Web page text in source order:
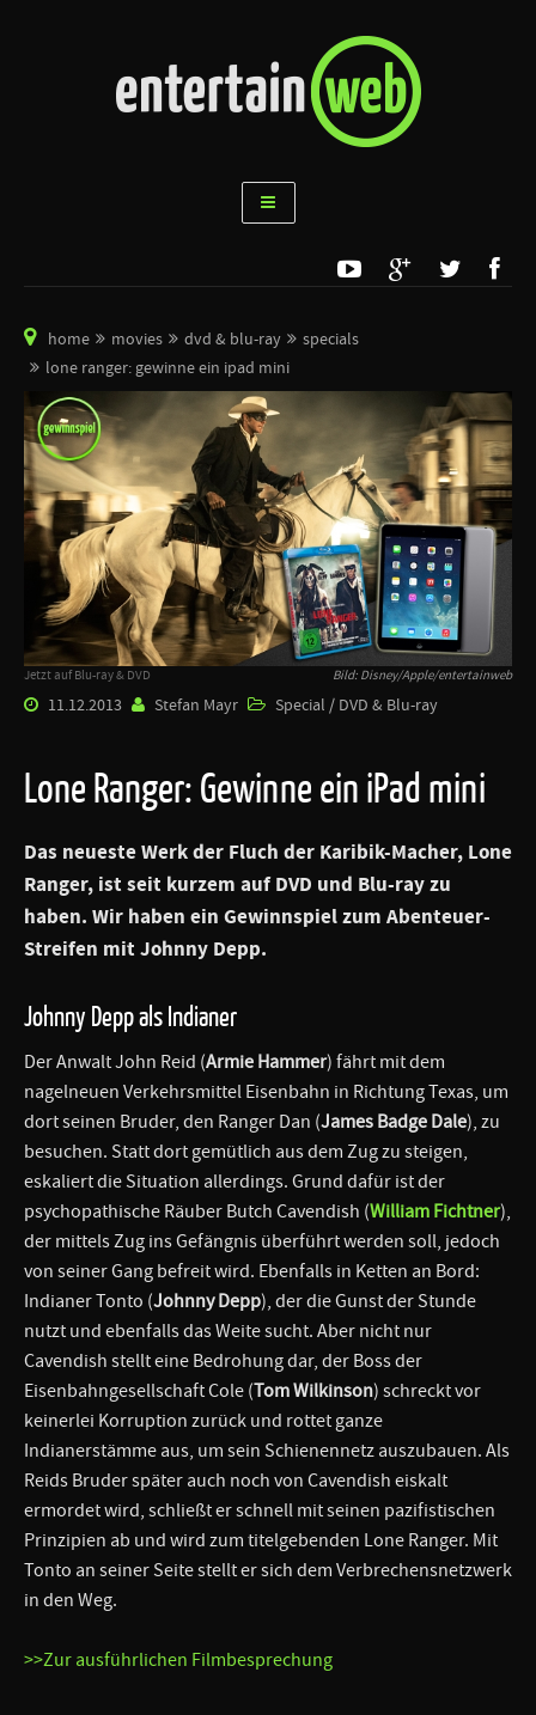
home movies dvd & blu-ray
specials
lone ranger: gewinne ein ipad mini
Jetzt auf Blu-ray & DVD Bild: Disney/Apple/entertainweb
11.12.2013 Stefan Mayr Special / DVD & Blu-ray
Lone Ranger: Gewinne ein iPad mini
Das neueste Werk der Fluch der Karibik-Macher, Lone
Ranger, ist seit kurzem auf DVD und Blu-ray zu
haben. Wir haben ein Gewinnspiel zum Abenteuer-
Streifen mit Johnny Depp.
Johnny Depp als Indianer
Der Anwalt John Reid (Armie Hammer) fährt mit dem
nagelneuen Verkehrsmittel Eisenbahn in Richtung Texas, um
dort seinen Bruder, den Ranger Dan (James Badge Dale), zu
besuchen. Statt dort gemütlich aus dem Zug zu steigen,
eskaliert die Situation allerdings. Grund dafür ist der
psychopathische Räuber Butch Cavendish (William Fichtner),
der mittels Zug ins Gefängnis überführt werden soll, jedoch
von seiner Gang befreit wird. Ebenfalls in Ketten an Bord:
Indianer Tonto (Johnny Depp), der die Gunst der Stunde
nutzt und ebenfalls das Weite sucht. Aber nicht nur
Cavendish stellt eine Bedrohung dar, der Boss der
Eisenbahngesellschaft Cole (Tom Wilkinson) schreckt vor
keinerlei Korruption zurück und rottet ganze
Indianerstämme aus, um sein Schienennetz auszubauen. Als
Reids Bruder später auch noch von Cavendish eiskalt
ermordet wird, schließt er schnell mit seinen pazifistischen
Prinzipien ab und wird zum titelgebenden Lone Ranger. Mit
Tonto an seiner Seite stellt er sich dem Verbrechensnetzwerk
in den Weg.
>>Zur ausführlichen Filmbesprechung